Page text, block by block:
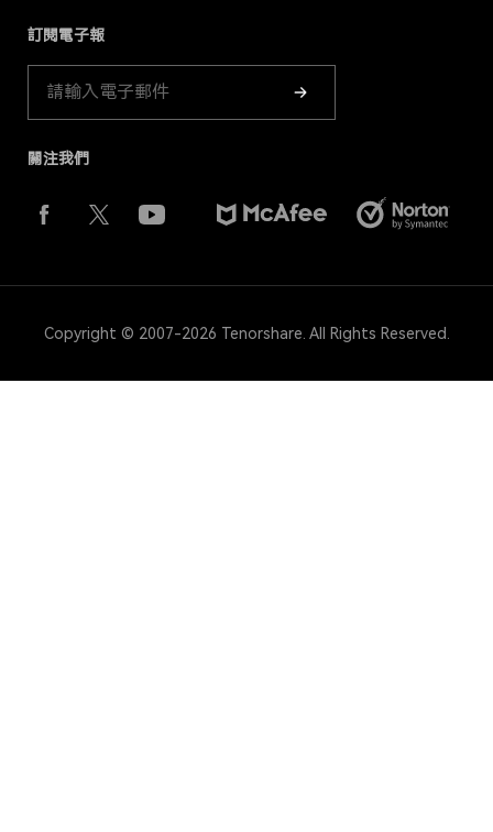
訂閱電子報
關注我們
Copyright © 2007-2026 Tenorshare. All Rights Reserved.